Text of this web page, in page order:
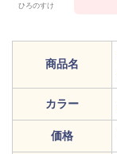
ひろのすけ
商品名
カラー
価格